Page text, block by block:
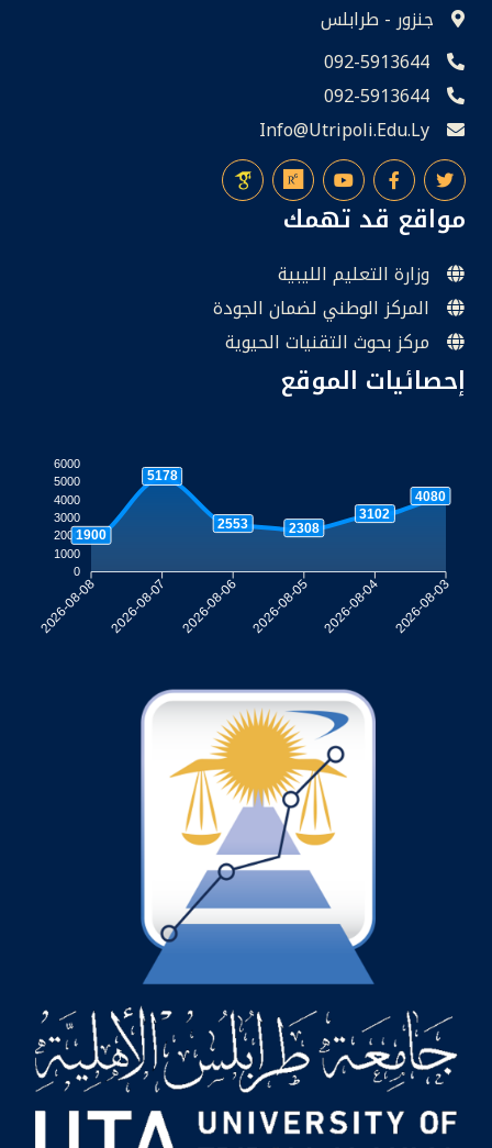
جنزور - طرابلس
092-5913644
092-5913644
Info@utripoli.edu.ly
مواقع قد تهمك
وزارة التعليم الليبية
المركز الوطني لضمان الجودة
مركز بحوث التقنيات الحيوية
إحصائيات الموقع
6000
5000
4000
3000
2000
1000
0
1900
5178
2553 2308
3102
4080
2026-08-08 2026-08-07 2026-08-06 2026-08-05 2026-08-04 2026-08-03